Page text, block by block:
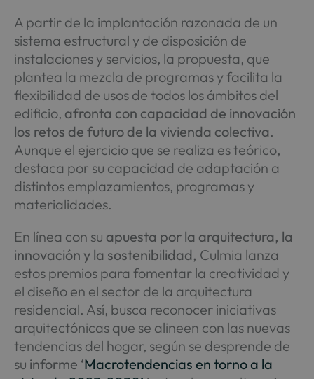
A partir de la implantación razonada de un
sistema estructural y de disposición de
instalaciones y servicios, la propuesta, que
plantea la mezcla de programas y facilita la
flexibilidad de usos de todos los ámbitos del
edificio, afronta con capacidad de innovación
los retos de futuro de la vivienda colectiva.
Aunque el ejercicio que se realiza es teórico,
destaca por su capacidad de adaptación a
distintos emplazamientos, programas y
materialidades.
En línea con su apuesta por la arquitectura, la
innovación y la sostenibilidad, Culmia lanza
estos premios para fomentar la creatividad y
el diseño en el sector de la arquitectura
residencial. Así, busca reconocer iniciativas
arquitectónicas que se alineen con las nuevas
tendencias del hogar, según se desprende de
su informe ‘Macrotendencias en torno a la